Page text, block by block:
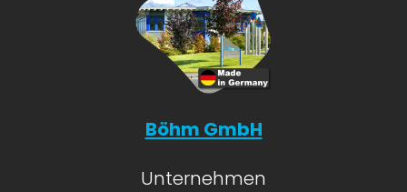
Böhm GmbH
Unternehmen